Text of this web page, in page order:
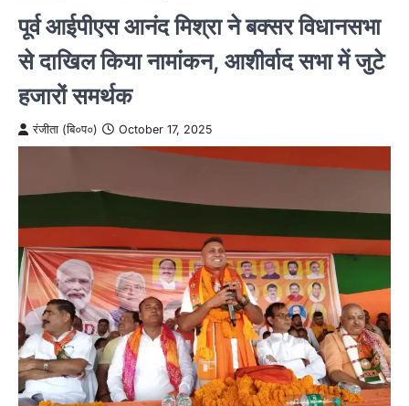
पूर्व आईपीएस आनंद मिश्रा ने बक्सर विधानसभा
से दाखिल किया नामांकन, आशीर्वाद सभा में जुटे
हजारों समर्थक
रंजीता (बि०प०) October 17, 2025